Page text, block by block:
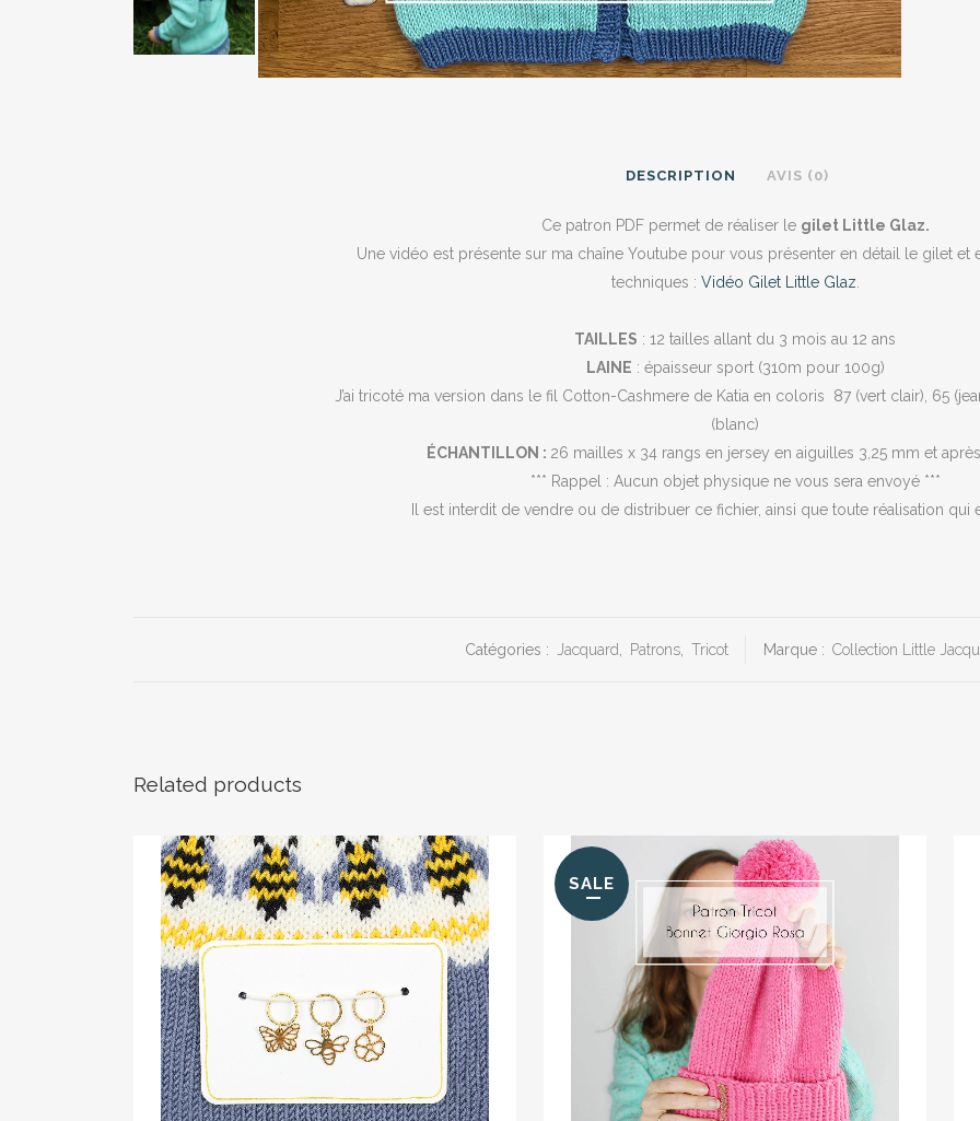
DESCRIPTION AVIS (0)
Ce patron PDF permet de réaliser le gilet Little Glaz.
Une vidéo est présente sur ma chaîne Youtube pour vous présenter en détail le gilet et
techniques : Vidéo Gilet Little Glaz.
TAILLES : 12 tailles allant du 3 mois au 12 ans
LAINE : épaisseur sport (310m pour 100g)
J’ai tricoté ma version dans le fil Cotton-Cashmere de Katia en coloris
87 (vert clair), 65
(blanc)
ÉCHANTILLON : 26 mailles x 34 rangs en jersey en aiguilles 3,25 mm et
*** Rappel : Aucun objet physique ne vous sera envoyé ***
Il est interdit de vendre ou de distribuer ce fichier, ainsi que toute réalisation qui
Catégories : Jacquard, Patrons, Tricot Marque : Collection Little
Related products
SALE